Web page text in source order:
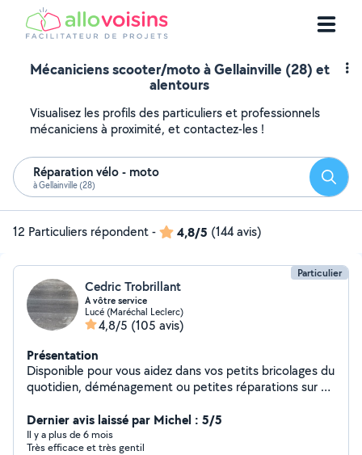
Mécaniciens scooter/moto à Gellainville (28) et
alentours
Visualisez les profils des particuliers et professionnels
mécaniciens à proximité, et contactez-les !
Réparation vélo - moto
à Gellainville (28)
12 Particuliers répondent- 4,8/5 (144 avis)
Particulier
Cedric Trobrillant
A vôtre service
Lucé (Maréchal Leclerc)
4,8/5 (105 avis)
Présentation
Disponible pour vous aidez dans vos petits bricolages du
quotidien, déménagement ou petites réparations sur un
pointilleuse.
Dernier avis laissé par Michel : 5/5
Il y a plus de 6 mois
Très efficace et très gentil